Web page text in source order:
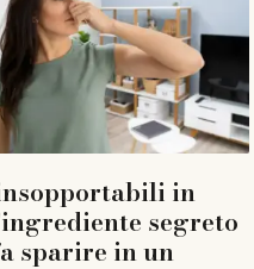
in
segreto
sparire in un